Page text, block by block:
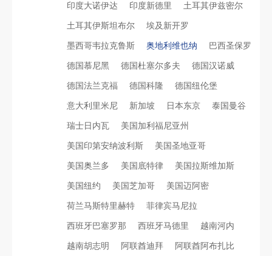
印度大诺伊达 印度新德里 土耳其伊兹密尔
土耳其伊斯坦布尔 埃及新开罗
墨西哥韦拉克鲁斯 奥地利维也纳 巴西圣保罗
德国慕尼黑 德国杜塞尔多夫 德国汉诺威
德国法兰克福 德国科隆 德国纽伦堡
意大利里米尼 新加坡 日本东京 泰国曼谷
瑞士日内瓦 美国加利福尼亚州
美国印第安纳波利斯 美国圣地亚哥
美国奥兰多 美国底特律 美国拉斯维加斯
美国纽约 美国芝加哥 美国迈阿密
荷兰马斯特里赫特 菲律宾马尼拉
西班牙巴塞罗那 西班牙马德里 越南河内
越南胡志明 阿联酋迪拜 阿联酋阿布扎比